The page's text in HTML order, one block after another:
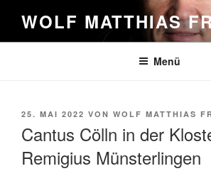
Inhalt
springen
WOLF MATTHIAS
Menü
VERÖFFENTLICHT
25. MAI 2022 VON WOLF MATTHIAS
Cantus Cölln in der
Remigius Münsterlingen